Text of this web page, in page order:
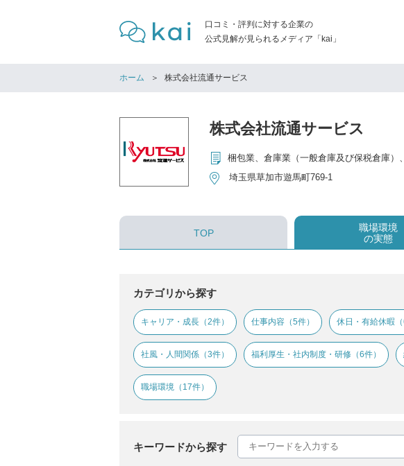
口コミ・評判に対する企業の
公式見解が見られるメディア「kai」
ホーム 株式会社流通サービス
株式会社流通サービス
埼玉県草加市遊馬町769-1
TOP
職場環境
の実態
カテゴリから探す
キャリア・成長（2件） 仕事内容（5件） 休日・有給休暇（
社風・人間関係（3件） 福利厚生・社内制度・研修（6件）
職場環境（17件）
キーワードから探す